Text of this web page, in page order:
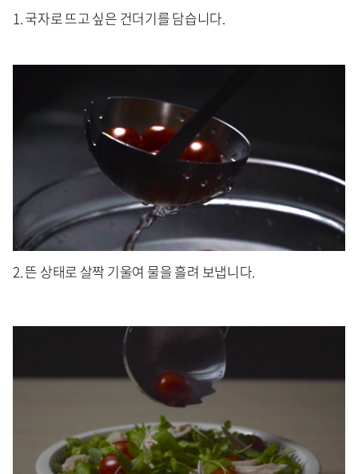
1. 국자로 뜨고 싶은 건더기를 담습니다.
2. 뜬 상태로 살짝 기울여 물을 흘려 보냅니다.